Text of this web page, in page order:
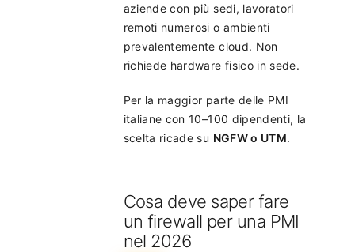
aziende con più sedi, lavoratori
remoti numerosi o ambienti
prevalentemente cloud. Non
richiede hardware fisico in sede.
Per la maggior parte delle PMI
italiane con 10–100 dipendenti, la
scelta ricade su NGFW o UTM.
Cosa deve saper fare
un firewall per una PMI
nel 2026